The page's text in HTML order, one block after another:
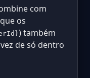
com
os
) também
de só dentro